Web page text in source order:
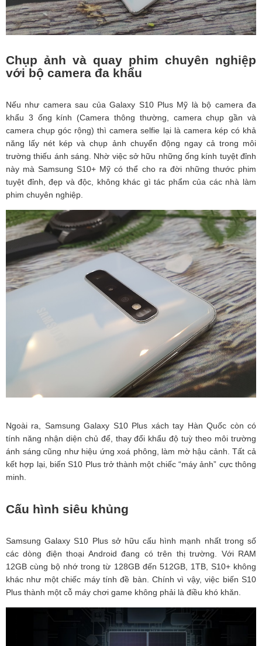
Chụp ảnh và quay phim chuyên nghiệp
với bộ camera đa khẩu
Nếu như camera sau của Galaxy S10 Plus Mỹ là bộ camera đa
khẩu 3 ống kính (Camera thông thường, camera chụp gần và
camera chụp góc rộng) thì camera selfie lại là camera kép có khả
năng lấy nét kép và chụp ảnh chuyển động ngay cả trong môi
trường thiếu ánh sáng. Nhờ việc sở hữu những ống kính tuyệt đỉnh
này mà Samsung S10+ Mỹ có thể cho ra đời những thước phim
tuyệt đỉnh, đẹp và độc, không khác gì tác phẩm của các nhà làm
phim chuyên nghiệp.
Ngoài ra, Samsung Galaxy S10 Plus xách tay Hàn Quốc còn có
tính năng nhận diện chủ để, thay đổi khẩu độ tuỳ theo môi trường
ánh sáng cũng như hiệu ứng xoá phông, làm mờ hậu cảnh. Tất cả
kết hợp lại, biến S10 Plus trở thành một chiếc “máy ảnh” cực thông
minh.
Cấu hình siêu khủng
Samsung Galaxy S10 Plus sở hữu cấu hình mạnh nhất trong số
các dòng điện thoại Android đang có trên thị trường. Với RAM
12GB cùng bộ nhớ trong từ 128GB đến 512GB, 1TB, S10+ không
khác như một chiếc máy tính đề bàn. Chính vì vậy, việc biến S10
Plus thành một cỗ máy chơi game không phải là điều khó khăn.